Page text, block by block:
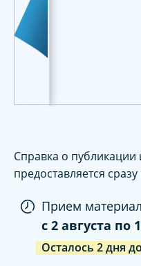
Справка о публикации
предоставляется
Прием
c 2 августа по
Осталось 2дня